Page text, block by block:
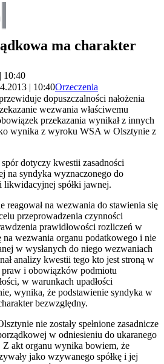
ma charakter
10:40
| 10:40Orzeczenia
dopuszczalności nałożenia
wezwania właściwemu
przekazania wynikał z innych
wynika z wyroku WSA w Olsztynie z
dotyczy kwestii zasadności
na syndyka wyznaczonego do
likwidacyjnej spółki jawnej.
reagował na wezwania do stawienia się
przeprowadzenia czynności
prawidłowości rozliczeń w
na wezwania organu podatkowego i nie
w wysłanych do niego wezwaniach
analizy kwestii tego kto jest stroną w
i obowiązków podmiotu
w warunkach upadłości
wynika, że podstawienie syndyka w
bezwzględny.
nie zostały spełnione zasadnicze
w odniesieniu do ukaranego
akt organu wynika bowiem, że
jako wzywanego spółkę i jej